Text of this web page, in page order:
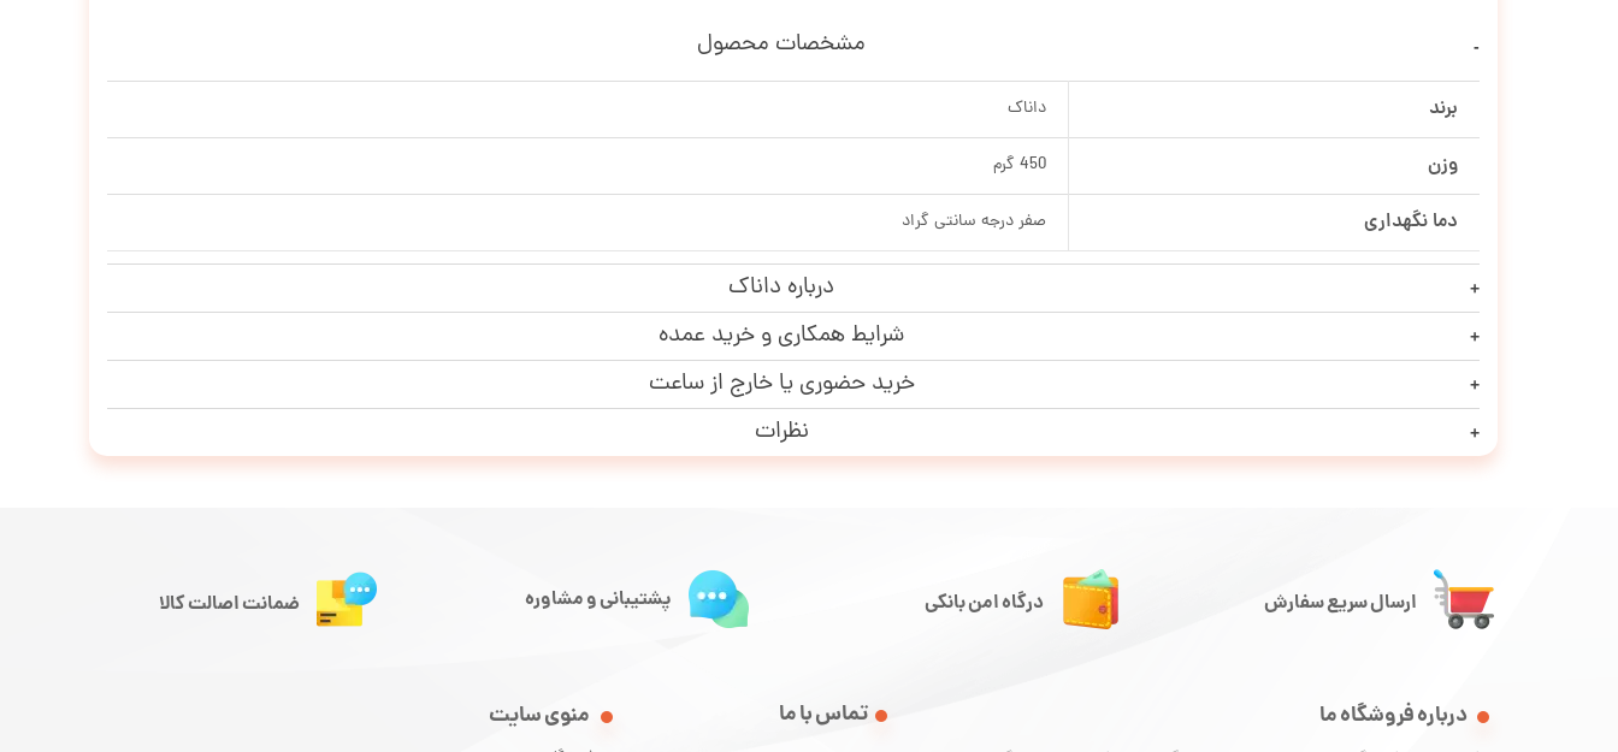
مشخصات محصول
برند داناک
وزن 450 گرم
دما نگهداری صفر درجه سانتی گراد
درباره داناک
شرایط همکاری و خرید عمده
خرید حضوری یا خارج از ساعت
نظرات
ارسال سریع سفارش
درباره فروشگاه ما منوی سایت تماس با ما
درگاه امن بانکی پشتیبانی و مشاوره ضمانت اصالت کالا